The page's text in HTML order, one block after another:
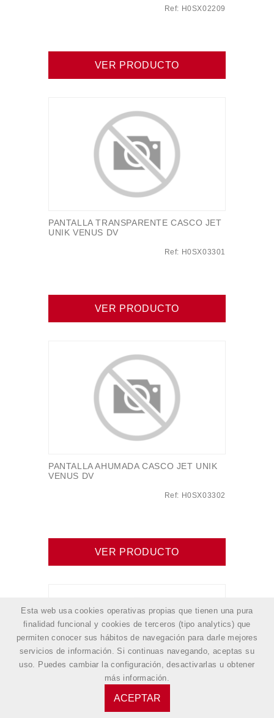
Ref: H0SX02209
VER PRODUCTO
PANTALLA TRANSPARENTE CASCO JET
UNIK VENUS DV
Ref: H0SX03301
VER PRODUCTO
PANTALLA AHUMADA CASCO JET UNIK
VENUS DV
Ref: H0SX03302
VER PRODUCTO
INTERIOR COMPLETO CASCO JET UNIK
Esta web usa cookies operativas propias que tienen una pura
finalidad funcional y cookies de terceros (tipo analytics) que
permiten conocer sus hábitos de navegación para darle mejores
servicios de información. Si continuas navegando, aceptas su
uso. Puedes cambiar la configuración, desactivarlas u obtener
más información.
ACEPTAR